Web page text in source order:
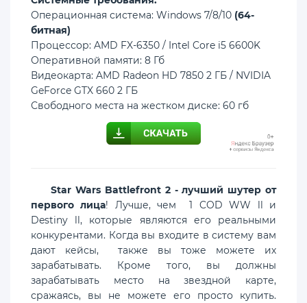
Операционная система: Windows 7/8/10 (64-
битная)
Процессор: AMD FX-6350 / Intel Core i5 6600K
Оперативной памяти: 8 Гб
Видеокарта: AMD Radeon HD 7850 2 ГБ / NVIDIA
GeForce GTX 660 2 ГБ
Свободного места на жестком диске: 60 гб
Star Wars Battlefront 2 - лучший шутер от
первого лица! Лучше, чем 1 COD WW ll и
Destiny ll, которые являются его реальными
конкурентами. Когда вы входите в систему вам
дают кейсы, также вы тоже можете их
зарабатывать. Кроме того, вы должны
зарабатывать место на звездной карте,
сражаясь, вы не можете его просто купить.